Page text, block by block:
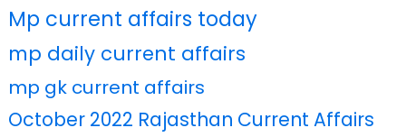
Mp current affairs today
mp daily current affairs
mp gk current affairs
October 2022 Rajasthan Current Affairs